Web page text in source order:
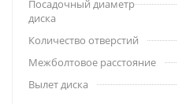
Посадочный диаметр
диска
Количество отверстий
Межболтовое расстояние
Вылет диска